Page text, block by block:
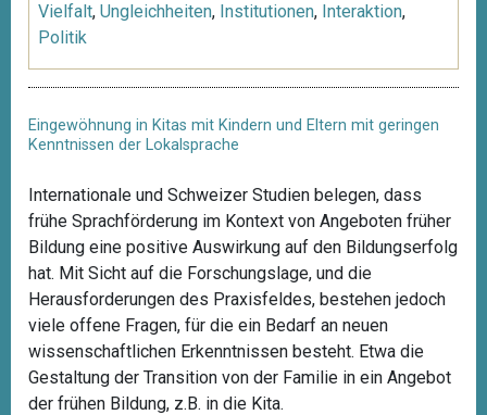
Vielfalt, Ungleichheiten, Institutionen, Interaktion,
Politik
Eingewöhnung in Kitas mit Kindern und Eltern mit geringen
Kenntnissen der Lokalsprache
Internationale und Schweizer Studien belegen, dass
frühe Sprachförderung im Kontext von Angeboten früher
Bildung eine positive Auswirkung auf den Bildungserfolg
hat. Mit Sicht auf die Forschungslage, und die
Herausforderungen des Praxisfeldes, bestehen jedoch
viele offene Fragen, für die ein Bedarf an neuen
wissenschaftlichen Erkenntnissen besteht. Etwa die
Gestaltung der Transition von der Familie in ein Angebot
der frühen Bildung, z.B. in die Kita.